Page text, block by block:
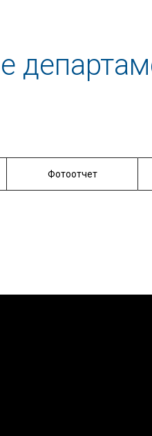
Фотоотчет